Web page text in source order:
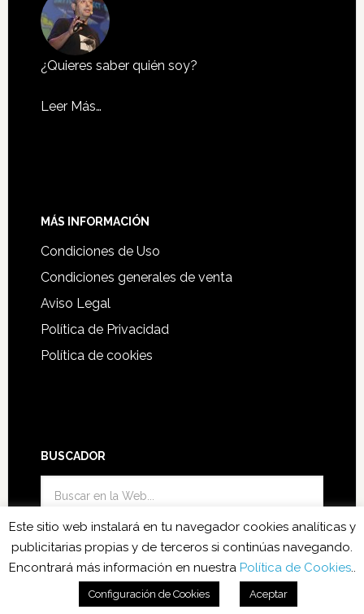
¿Quieres saber quién soy?
Leer Más…
MÁS INFORMACIÓN
Condiciones de Uso
Condiciones generales de venta
Aviso Legal
Política de Privacidad
Política de cookies
BUSCADOR
Funciono con el Theme Genesis·Acceder
Este sitio web instalará en tu navegador cookies analíticas y
publicitarias propias y de terceros si continúas navegando.
Encontrará más información en nuestra Política de Cookies..
Configuración de Cookies Aceptar